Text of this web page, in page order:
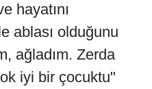
hayatını
ablası olduğunu
ağladım. Zerda
iyi bir çocuktu"